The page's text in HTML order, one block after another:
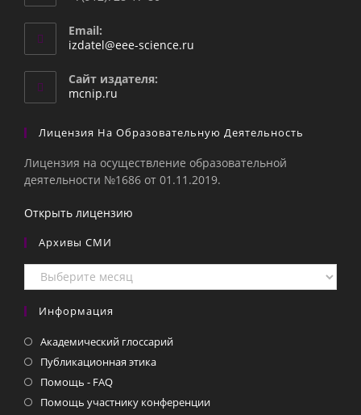
Email:
izdatel@eee-science.ru
Сайт издателя:
mcnip.ru
Лицензия На Образовательную Деятельность
Лицензия на осуществление образовательной
деятельности №1686 от 01.11.2019.
Открыть лицензию
Архивы СМИ
Архивы
СМИ
Информация
Академический глоссарий
Публикационная этика
Помощь - FAQ
Помощь участнику конференции